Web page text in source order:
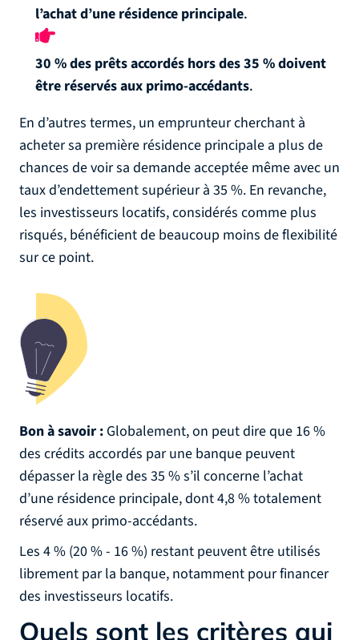
l’achat d’une résidence principale.
30 % des prêts accordés hors des 35 % doivent
être réservés aux primo-accédants.
En d’autres termes, un emprunteur cherchant à
acheter sa première résidence principale a plus de
chances de voir sa demande acceptée même avec un
taux d’endettement supérieur à 35 %. En revanche,
les investisseurs locatifs, considérés comme plus
risqués, bénéficient de beaucoup moins de flexibilité
sur ce point.
Bon à savoir : Globalement, on peut dire que 16 %
des crédits accordés par une banque peuvent
dépasser la règle des 35 % s’il concerne l’achat
d’une résidence principale, dont 4,8 % totalement
réservé aux primo-accédants.
Les 4 % (20 % - 16 %) restant peuvent être utilisés
librement par la banque, notamment pour financer
des investisseurs locatifs.
Quels sont les critères qui